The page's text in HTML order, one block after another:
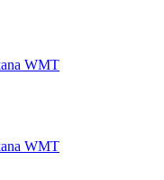
WMT
WMT